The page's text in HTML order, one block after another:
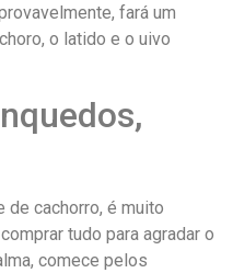
fará um
o latido e o uivo
de cachorro, é muito
tudo para agradar o
comece pelos